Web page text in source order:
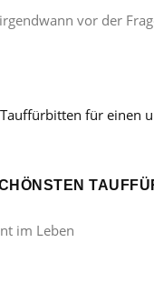
vor der
im Leben